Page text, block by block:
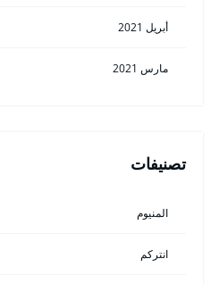
أبريل 2021
مارس 2021
تصنيفات
المنيوم
انتركم